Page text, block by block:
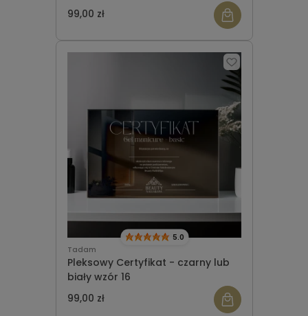
99,00 zł
Tadam
Pleksowy Certyfikat - czarny lub
biały wzór 16
5.0
99,00 zł